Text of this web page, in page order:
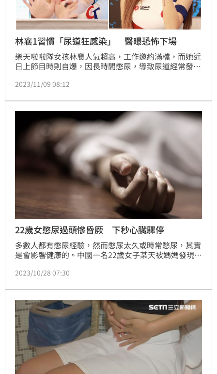
林襄1習慣「尿道狂感染」 醫曝恐怖下場
樂天啦啦隊女孩林襄人氣超高，工作邀約滿檔，而她近
日上節目時則自爆，因長時間憋尿，導致尿道經常發
在臉書上列出「憋尿10大恐怖下場」，提醒民眾不可不
2023/11/09 08:12
22歲女憋尿過頭慘昏厥 下秒心臟驟停
多數人都有憋尿經驗，然而憋尿太久或時常憋尿，其實
是會影響健康的。中國一名22歲女子某天被媽媽發現倒
師指出，女子猝死與「憋尿」有關。
2023/10/28 07:30